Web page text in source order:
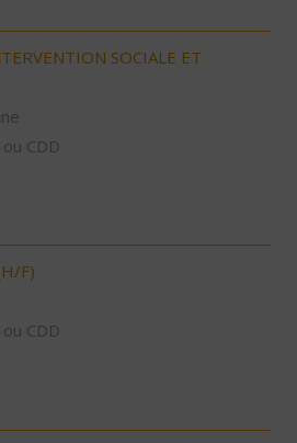
SOCIALE ET
CDD
F)
CDD